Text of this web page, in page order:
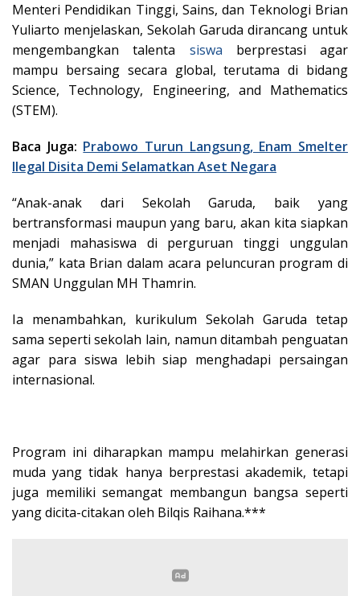
Menteri Pendidikan Tinggi, Sains, dan Teknologi Brian
Yuliarto menjelaskan, Sekolah Garuda dirancang untuk
mengembangkan talenta siswa berprestasi agar
mampu bersaing secara global, terutama di bidang
Science, Technology, Engineering, and Mathematics
(STEM).
Baca Juga: Prabowo Turun Langsung, Enam Smelter
Ilegal Disita Demi Selamatkan Aset Negara
“Anak-anak dari Sekolah Garuda, baik yang
bertransformasi maupun yang baru, akan kita siapkan
menjadi mahasiswa di perguruan tinggi unggulan
dunia,” kata Brian dalam acara peluncuran program di
SMAN Unggulan MH Thamrin.
Ia menambahkan, kurikulum Sekolah Garuda tetap
sama seperti sekolah lain, namun ditambah penguatan
agar para siswa lebih siap menghadapi persaingan
internasional.
Program ini diharapkan mampu melahirkan generasi
muda yang tidak hanya berprestasi akademik, tetapi
juga memiliki semangat membangun bangsa seperti
yang dicita-citakan oleh Bilqis Raihana.***